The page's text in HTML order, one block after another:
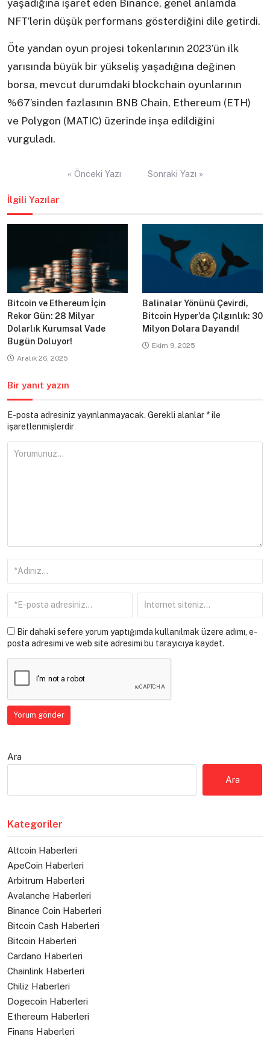
yaşadığına işaret eden Binance, genel anlamda
NFT’lerin düşük performans gösterdiğini dile getirdi.
Öte yandan oyun projesi tokenlarının 2023’ün ilk
yarısında büyük bir yükseliş yaşadığına değinen
borsa, mevcut durumdaki blockchain oyunlarının
%67’sinden fazlasının BNB Chain, Ethereum (ETH)
ve Polygon (MATIC) üzerinde inşa edildiğini
vurguladı.
« Önceki Yazı Sonraki Yazı »
İlgili Yazılar
Bitcoin ve Ethereum İçin
Rekor Gün: 28 Milyar
Dolarlık Kurumsal Vade
Bugün Doluyor!
Aralık 26, 2025
Balinalar Yönünü Çevirdi,
Bitcoin Hyper’da Çılgınlık: 30
Milyon Dolara Dayandı!
Ekim 9, 2025
Bir yanıt yazın
E-posta adresiniz yayınlanmayacak. Gerekli alanlar *ile
işaretlenmişlerdir
Bir dahaki sefere yorum yaptığımda kullanılmak üzere adımı, e-
posta adresimi ve web site adresimi bu tarayıcıya kaydet.
Ara
Ara
Kategoriler
Altcoin Haberleri
ApeCoin Haberleri
Arbitrum Haberleri
Avalanche Haberleri
Binance Coin Haberleri
Bitcoin Cash Haberleri
Bitcoin Haberleri
Cardano Haberleri
Chainlink Haberleri
Chiliz Haberleri
Dogecoin Haberleri
Ethereum Haberleri
Finans Haberleri